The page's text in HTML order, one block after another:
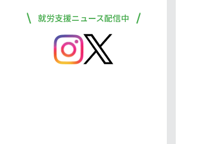
就労支援ニュース配信中